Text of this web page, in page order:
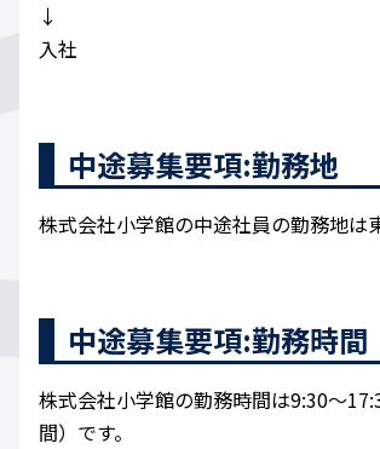
↓
入社
中途募集要項:勤務地
株式会社小学館の中途社員の勤務地は
中途募集要項:勤務時間
株式会社小学館の勤務時間は9:30～
間）です。